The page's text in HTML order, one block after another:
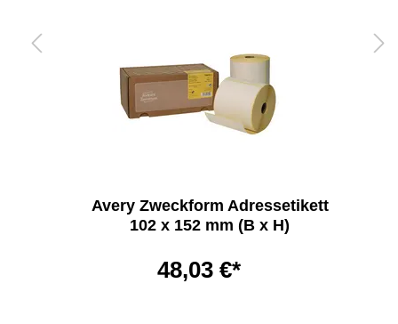
Avery Zweckform Adressetikett
102 x 152 mm (B x H)
48,03 €*